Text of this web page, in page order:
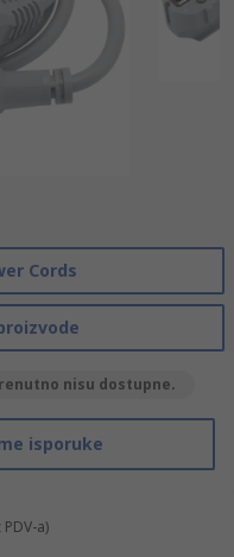
Cords
nisu dostupne.
isporuke
a)